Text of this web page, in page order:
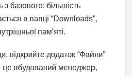
з базового: більшість
в папці “Downloads”,
пам’яті.
відкрийте додаток “Файли”
це вбудований менеджер,